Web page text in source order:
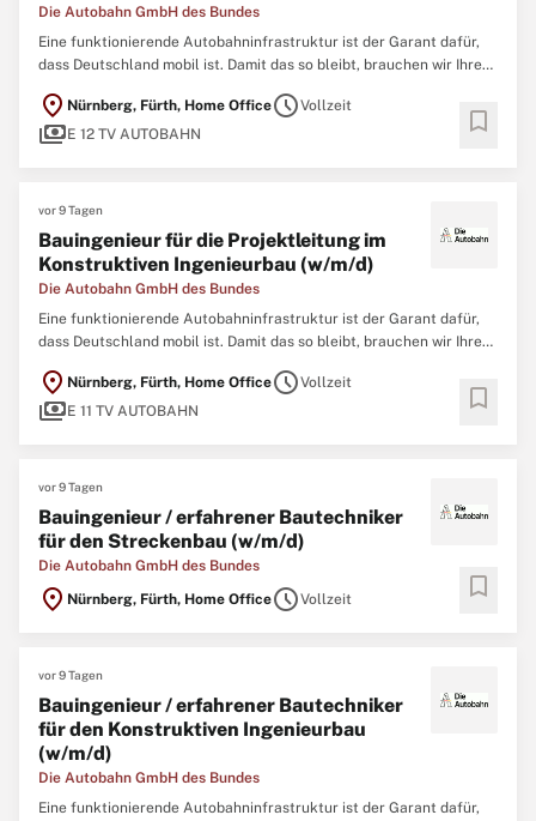
Die Autobahn GmbH des Bundes
Eine funktionierende Autobahninfrastruktur ist der Garant dafür,
dass Deutschland mobil ist. Damit das so bleibt, brauchen wir Ihre
hunderte Tunnel und unzählige Nebenanlagen müssen regelmäßig
geprüft, gewartet und erneuert
location_on Nürnberg, Fürth, Home OfficescheduleVollzeit
paymentsE 12 TV AUTOBAHN bookmark
vor 9 Tagen
Bauingenieur für die Projektleitung im
Konstruktiven Ingenieurbau (w/m/d)
Die Autobahn GmbH des Bundes
Eine funktionierende Autobahninfrastruktur ist der Garant dafür,
dass Deutschland mobil ist. Damit das so bleibt, brauchen wir Ihre
hunderte Tunnel und unzählige Nebenanlagen müssen regelmäßig
geprüft, gewartet und erneuert
location_on Nürnberg, Fürth, Home OfficescheduleVollzeit
paymentsE 11 TV AUTOBAHN bookmark
vor 9 Tagen
Bauingenieur / erfahrener Bautechniker
für den Streckenbau (w/m/d)
Die Autobahn GmbH des Bundes
location_on Nürnberg, Fürth, Home OfficescheduleVollzeit bookmark
vor 9 Tagen
Bauingenieur / erfahrener Bautechniker
für den Konstruktiven Ingenieurbau
(w/m/d)
Die Autobahn GmbH des Bundes
Eine funktionierende Autobahninfrastruktur ist der Garant dafür,